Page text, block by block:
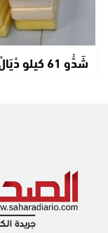
شَدُّو 61 كيلو دْيَالْ الكوكايين فَالكركرات..